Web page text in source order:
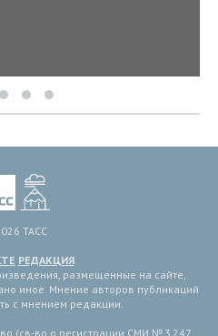
ТАСС
РЕДАКЦИЯ
размещенные на сайте,
иное. Мнение авторов публикаций
с мнением редакции.
(св-во о регистрации СМИ № 3 247